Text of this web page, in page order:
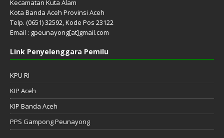
Kecamatan Kuta Alam
Kota Banda Aceh Provinsi Aceh
Telp. (0651) 32592, Kode Pos 23122
Email : gpeunayong[at]gmail.com
Link Penyelenggara Pemilu
KPU RI
KIP Aceh
KIP Banda Aceh
PPS Gampong Peunayong